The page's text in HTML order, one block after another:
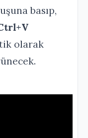
basıp,
olarak